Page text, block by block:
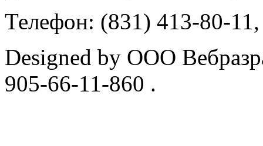
Телефон: (831) 413-80-
Designed by ООО
905-66-11-860 .